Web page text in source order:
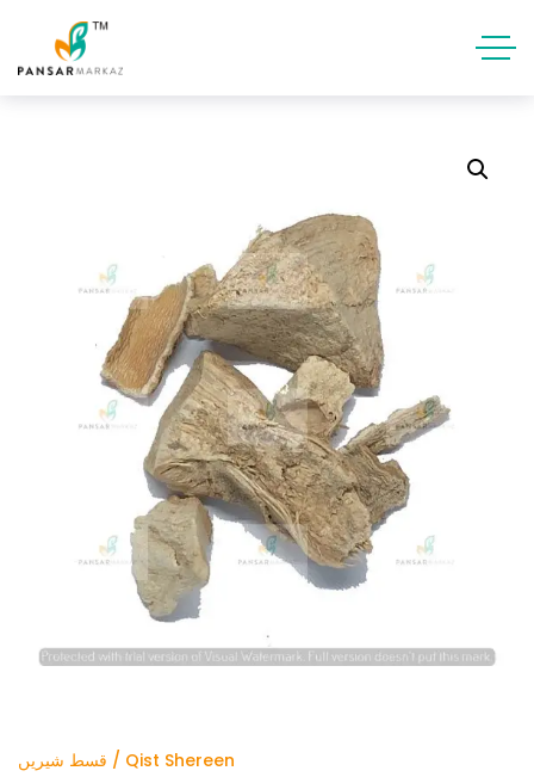
قسط شیریں / Qist Shereen